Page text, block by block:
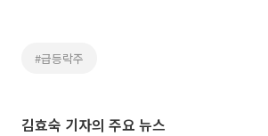
#급등락주
김효숙 기자의 주요 뉴스